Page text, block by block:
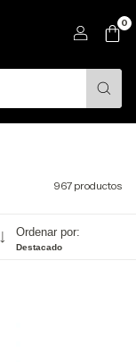
0
967 productos
Ordenar por:
Destacado